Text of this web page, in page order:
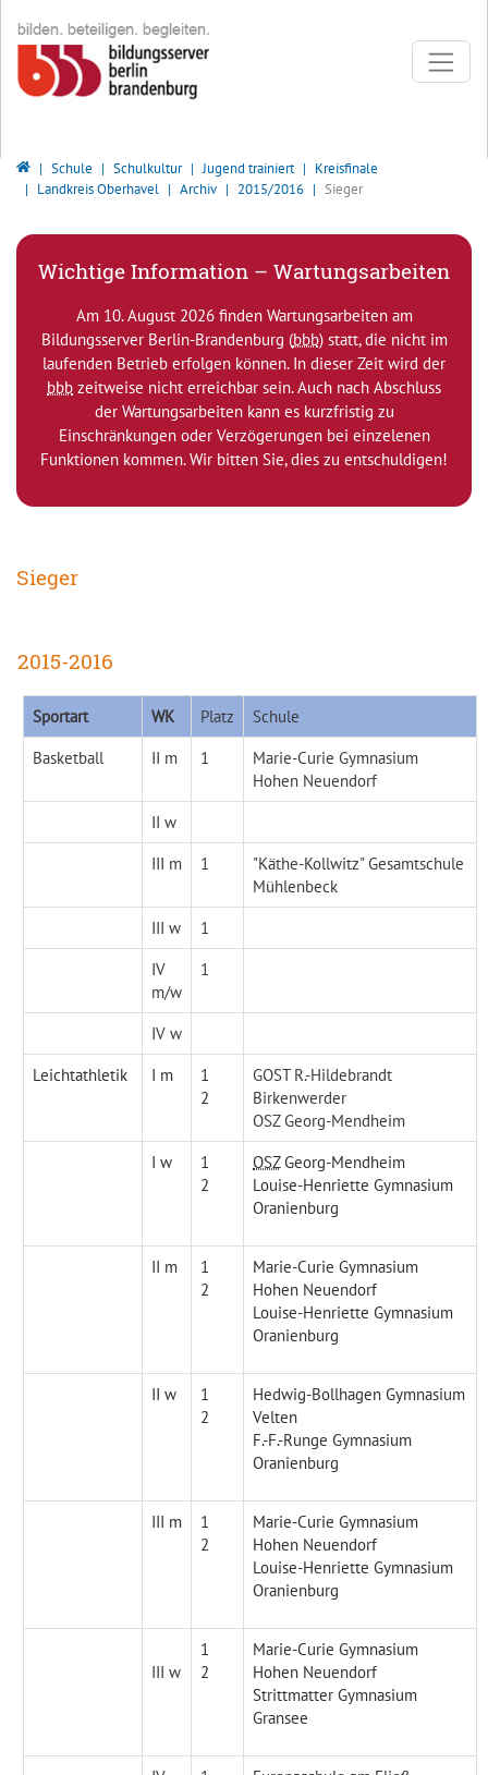
Bildungsserver Berlin - Brandenburg
Schule Schulkultur Jugend trainiert
Kreisfinale
Landkreis Oberhavel
Archiv 2015/2016 Sieger
Wichtige Information – Wartungsarbeiten
Am 10. August 2026 finden Wartungsarbeiten am
Bildungsserver Berlin-Brandenburg (bbb) statt, die nicht im
laufenden Betrieb erfolgen können. In dieser Zeit wird der
bbb zeitweise nicht erreichbar sein. Auch nach Abschluss
der Wartungsarbeiten kann es kurzfristig zu
Einschränkungen oder Verzögerungen bei einzelenen
Funktionen kommen. Wir bitten Sie, dies zu entschuldigen!
Sieger
2015-2016
Sportart WK Platz
Schule
Basketball
II m 1
Marie-Curie Gymnasium
Hohen Neuendorf
II w
III m
1
"Käthe-Kollwitz" Gesamtschule
Mühlenbeck
III w
1
IV
m/w
1
IV w
Leichtathletik
I m
1
2
GOST R.-Hildebrandt
Birkenwerder
OSZ Georg-Mendheim
I w
1
2
OSZGeorg-Mendheim
Louise-Henriette Gymnasium
Oranienburg
II m
1
2
Marie-Curie Gymnasium
Hohen Neuendorf
Louise-Henriette Gymnasium
Oranienburg
II w
1
2
Hedwig-Bollhagen Gymnasium
Velten
F.-F.-Runge Gymnasium
Oranienburg
III m
1
2
Marie-Curie Gymnasium
Hohen Neuendorf
Louise-Henriette Gymnasium
Oranienburg
III w
1
2
Marie-Curie Gymnasium
Hohen Neuendorf
Strittmatter Gymnasium
Gransee